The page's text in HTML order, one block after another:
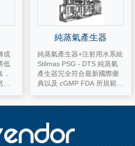
式為夾套式或底部加熱板加
熱 - 可控制轉速、溫度升降
速率與監控壓力 - 可選配操
作軟體，雙向控制高壓反應
器同時記錄操作參數
成
低
用
於
純蒸氣產生器
純蒸氣產生器+注射用水系統
Stilmas PSG - DTS 純蒸氣
產生器完全符合最新國際藥
典以及 cGMP FDA 所規範而
to 6.000 kgs/h